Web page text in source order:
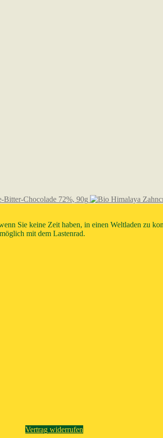
Bitter-Chocolade 72%, 90g
Sie keine Zeit haben, in einen Weltladen zu
mit dem Lastenrad.
Vertrag widerrufen